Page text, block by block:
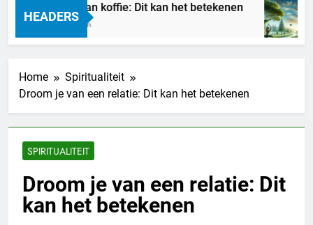
HEADERS
Droom je van koffie: Dit kan het betekenen
20 Uur Geleden
Home
Spiritualiteit
Droom je van een relatie: Dit kan het betekenen
SPIRITUALITEIT
Droom je van een relatie: Dit
kan het betekenen